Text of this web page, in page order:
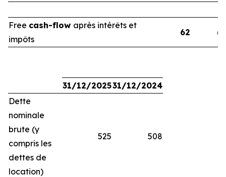
Free cash-flow après intérêts et
impôts
62
31/12/202531/12/2024
Dette
nominale
brute (y
compris les
dettes de
location)
525 508